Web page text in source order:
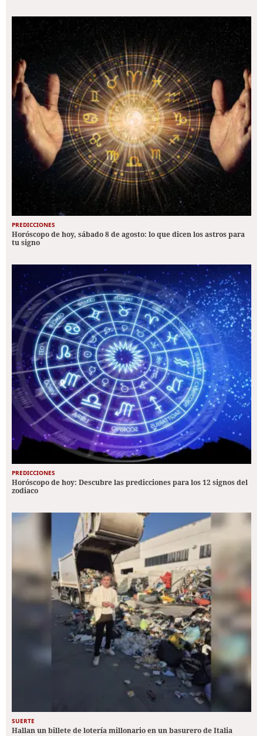
PREDICCIONES
Horóscopo de hoy, sábado 8 de agosto: lo que dicen los astros para
tu signo
PREDICCIONES
Horóscopo de hoy: Descubre las predicciones para los 12 signos del
zodiaco
SUERTE
Hallan un billete de lotería millonario en un basurero de Italia